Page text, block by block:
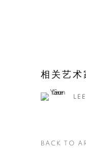
相关艺术
BACK TO